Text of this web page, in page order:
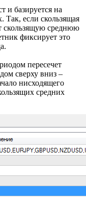
и базируется на
Так, если скользящая
скользящую среднюю
фиксирует это
пересечет
сверху вниз –
нисходящего
средних